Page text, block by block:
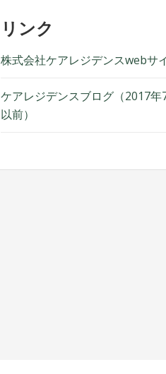
リンク
株式会社ケアレジデンスwebサ
ケアレジデンスブログ（2017年
以前）